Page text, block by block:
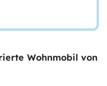
Wohnmobil von